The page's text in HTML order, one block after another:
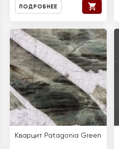
ПОДРОБНЕЕ
Кварцит Patagonia Green